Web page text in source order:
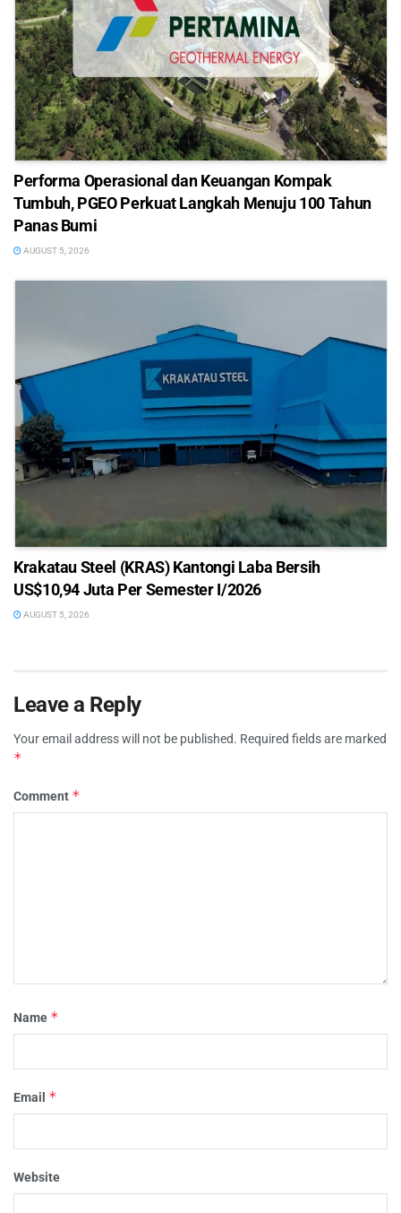
Performa Operasional dan Keuangan Kompak
Tumbuh, PGEO Perkuat Langkah Menuju 100 Tahun
Panas Bumi
AUGUST 5, 2026
Krakatau Steel (KRAS) Kantongi Laba Bersih
US$10,94 Juta Per Semester I/2026
AUGUST 5, 2026
Leave a Reply
Your email address will not be published. Required fields are marked
*
Comment *
Name *
Email *
Website